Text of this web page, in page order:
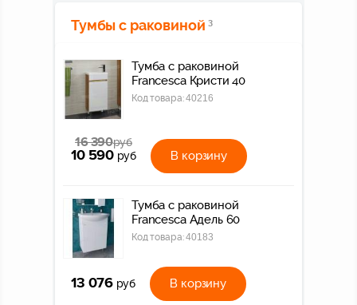
Тумбы с раковиной 3
Тумба с раковиной
Francesca Кристи 40
Код товара:40216
16 390руб
10 590 руб В корзину
Тумба с раковиной
Francesca Адель 60
Код товара:40183
13 076 руб В корзину